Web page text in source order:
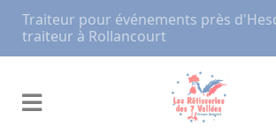
Traiteur pour événements près
traiteur à Rollancourt
Panneau de gestion des cookies